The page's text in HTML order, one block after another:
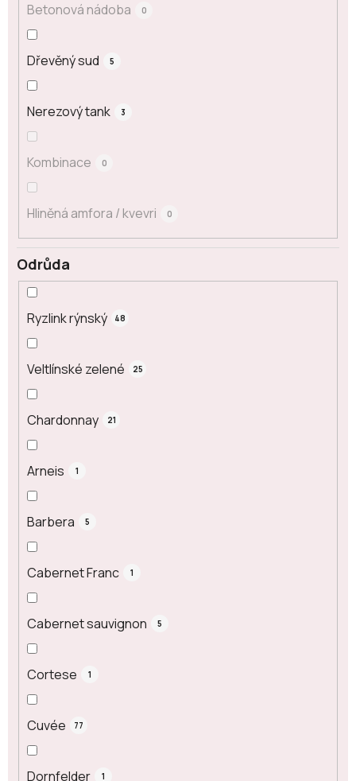
Odrůda
Ryzlink rýnský 48
Veltlínské zelené 25
Chardonnay 21
Arneis 1
Barbera 5
Cabernet Franc 1
Cabernet sauvignon 5
Cortese 1
Cuvée 77
Dornfelder 1
Betonová nádoba 0
Dřevěný sud 5
Nerezový tank 3
Kombinace 0
Hliněná amfora / kvevri 0